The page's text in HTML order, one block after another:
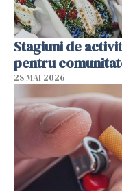
Stagiuni de
pentru
28 MAI 2026